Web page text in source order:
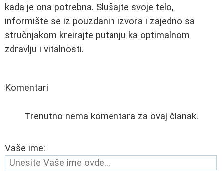
kada je ona potrebna. Slušajte svoje telo,
informište se iz pouzdanih izvora i zajedno sa
stručnjakom kreirajte putanju ka optimalnom
zdravlju i vitalnosti.
Komentari
Trenutno nema komentara za ovaj članak.
Vaše ime: